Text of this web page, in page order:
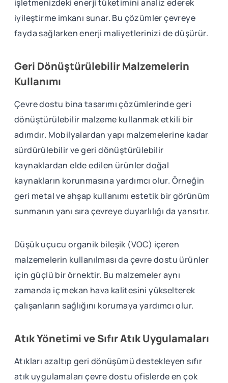
işletmenizdeki enerji tüketimini analiz ederek
iyileştirme imkanı sunar. Bu çözümler çevreye
fayda sağlarken enerji maliyetlerinizi de düşürür.
Geri Dönüştürülebilir Malzemelerin
Kullanımı
Çevre dostu bina tasarımı çözümlerinde geri
dönüştürülebilir malzeme kullanmak etkili bir
adımdır. Mobilyalardan yapı malzemelerine kadar
sürdürülebilir ve geri dönüştürülebilir
kaynaklardan elde edilen ürünler doğal
kaynakların korunmasına yardımcı olur. Örneğin
geri metal ve ahşap kullanımı estetik bir görünüm
sunmanın yanı sıra çevreye duyarlılığı da yansıtır.
Düşük uçucu organik bileşik (VOC) içeren
malzemelerin kullanılması da çevre dostu ürünler
için güçlü bir örnektir. Bu malzemeler aynı
zamanda iç mekan hava kalitesini yükselterek
çalışanların sağlığını korumaya yardımcı olur.
Atık Yönetimi ve Sıfır Atık Uygulamaları
Atıkları azaltıp geri dönüşümü destekleyen sıfır
atık uygulamaları çevre dostu ofislerde en çok